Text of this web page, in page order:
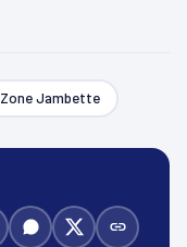
Zone Jambette